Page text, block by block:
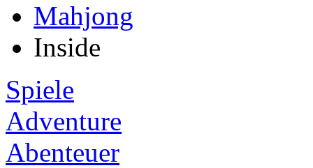
Mahjong
Inside
Spiele
Adventure
Abenteuer